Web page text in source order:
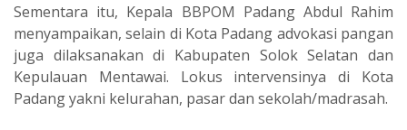
Sementara itu, Kepala BBPOM Padang Abdul Rahim
menyampaikan, selain di Kota Padang advokasi pangan
juga dilaksanakan di Kabupaten Solok Selatan dan
Kepulauan Mentawai. Lokus intervensinya di Kota
Padang yakni kelurahan, pasar dan sekolah/madrasah.